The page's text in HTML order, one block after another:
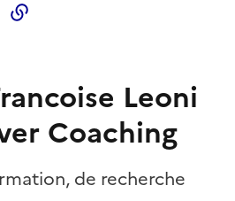
Twitter)
Leoni
Coaching
de recherche